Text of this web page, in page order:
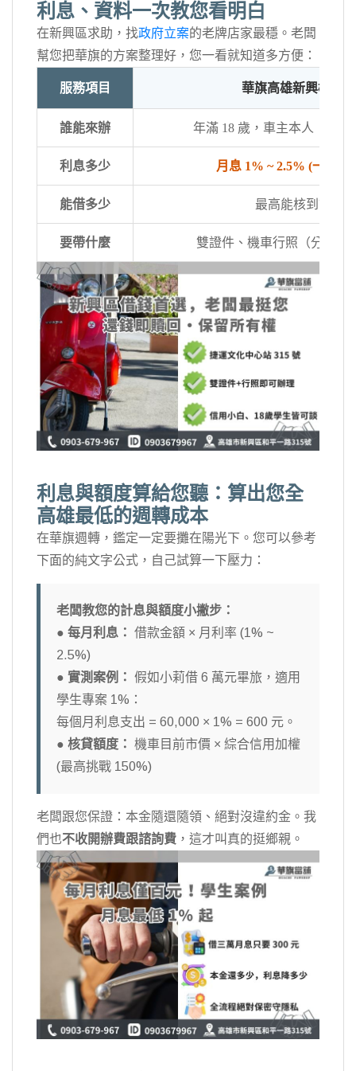
利息、資料一次教您看明白
在新興區求助，找政府立案的老牌店家最穩。老闆
幫您把華旗的方案整理好，您一看就知道多方便：
服務項目 華旗高雄新興機車
誰能來辦 年滿 18 歲，車主本人（不
利息多少 月息 1% ~ 2.5% (一萬月
能借多少 最高能核到市價
要帶什麼 雙證件、機車行照（分期車
利息與額度算給您聽：算出您全
高雄最低的週轉成本
在華旗週轉，鑑定一定要攤在陽光下。您可以參考
下面的純文字公式，自己試算一下壓力：
老闆教您的計息與額度小撇步：
● 每月利息： 借款金額 × 月利率 (1% ~
2.5%)
● 實測案例： 假如小莉借 6 萬元畢旅，適用
學生專案 1%：
每個月利息支出 = 60,000 × 1% = 600 元。
● 核貸額度： 機車目前市價 × 綜合信用加權
(最高挑戰 150%)
老闆跟您保證：本金隨還隨領、絕對沒違約金。我
們也不收開辦費跟諮詢費 ，這才叫真的挺鄉親。